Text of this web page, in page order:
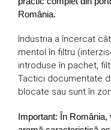
România.
Industria a încercat
mentol în filtru
introduse în pachet,
Tactici documentate
blocate sau sunt în
Important: În